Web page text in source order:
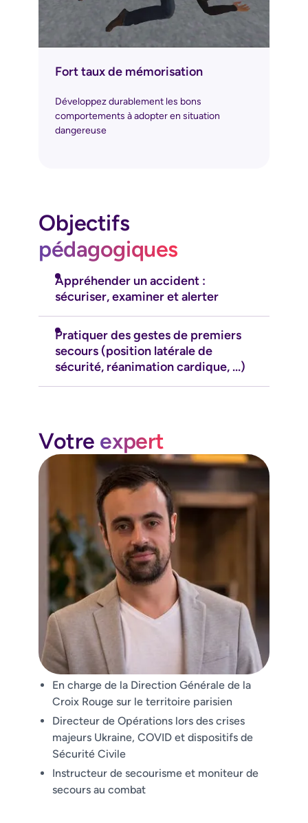
Fort taux de mémorisation
Développez durablement les bons
comportements à adopter en situation
dangereuse
Objectifs
pédagogiques
Appréhender un accident :
sécuriser, examiner et alerter
Pratiquer des gestes de premiers
secours (position latérale de
sécurité, réanimation cardique, ...)
Votre expert
Rodrigo Garcia
DIRECTEUR GÉNÉRAL DES OPÉRATION À LA
CROIX ROUGE
En charge de la Direction Générale de la
Croix Rouge sur le territoire parisien
Directeur de Opérations lors des crises
majeurs Ukraine, COVID et dispositifs de
Sécurité Civile
Instructeur de secourisme et moniteur de
secours au combat